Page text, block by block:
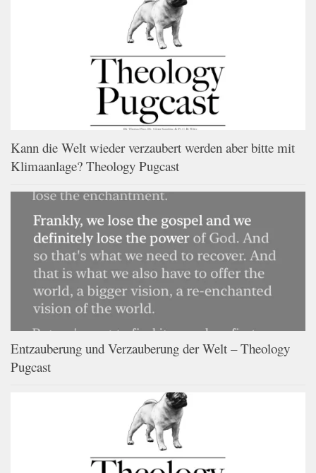
Kann die Welt wieder verzaubert werden aber bitte mit
Klimaanlage? Theology Pugcast
Entzauberung und Verzauberung der Welt – Theology
Pugcast